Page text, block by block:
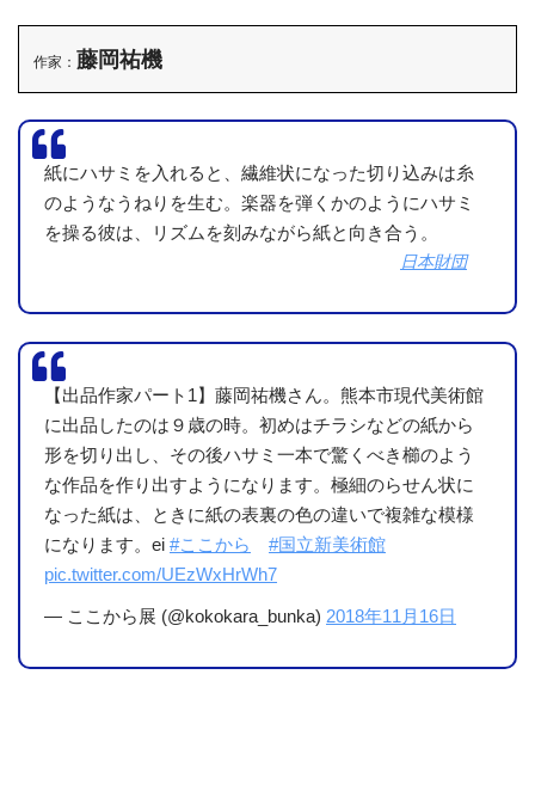
作家： 藤岡祐機
紙にハサミを入れると、繊維状になった切り込みは糸
のようなうねりを生む。楽器を弾くかのようにハサミ
を操る彼は、リズムを刻みながら紙と向き合う。
日本財団
【出品作家パート1】藤岡祐機さん。熊本市現代美術館
に出品したのは９歳の時。初めはチラシなどの紙から
形を切り出し、その後ハサミ一本で驚くべき櫛のよう
な作品を作り出すようになります。極細のらせん状に
なった紙は、ときに紙の表裏の色の違いで複雑な模様
になります。ei #ここから
#国立新美術館
pic.twitter.com/UEzWxHrWh7
— ここから展 (@kokokara_bunka) 2018年11月16日